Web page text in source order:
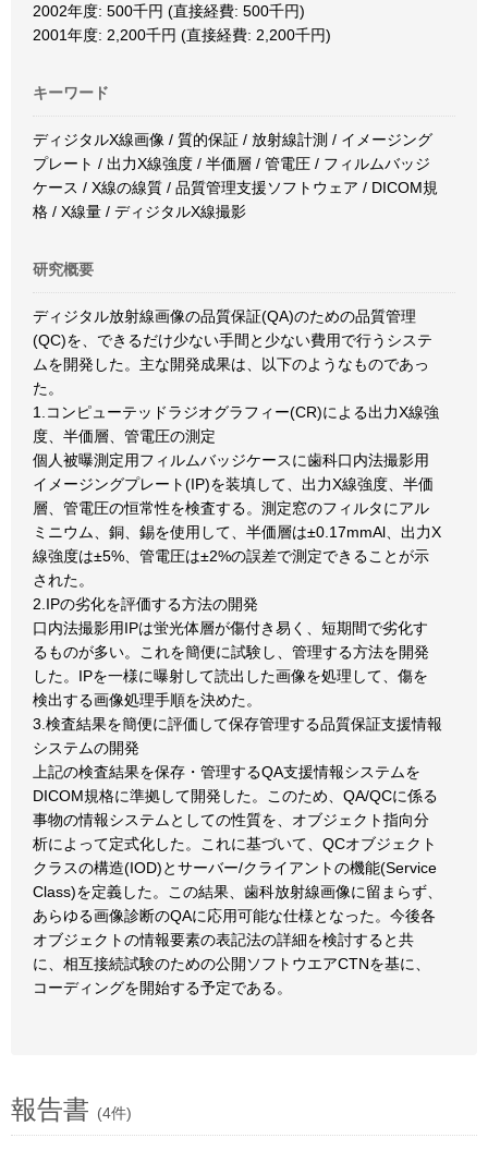
2002年度: 500千円 (直接経費: 500千円)
2001年度: 2,200千円 (直接経費: 2,200千円)
キーワード
ディジタルX線画像 / 質的保証 / 放射線計測 / イメージング
プレート / 出力X線強度 / 半価層 / 管電圧 / フィルムバッジ
ケース / X線の線質 / 品質管理支援ソフトウェア / DICOM規
格 / X線量 / ディジタルX線撮影
研究概要
ディジタル放射線画像の品質保証(QA)のための品質管理
(QC)を、できるだけ少ない手間と少ない費用で行うシステ
ムを開発した。主な開発成果は、以下のようなものであっ
た。
1.コンピューテッドラジオグラフィー(CR)による出力X線強
度、半価層、管電圧の測定
個人被曝測定用フィルムバッジケースに歯科口内法撮影用
イメージングプレート(IP)を装填して、出力X線強度、半価
層、管電圧の恒常性を検査する。測定窓のフィルタにアル
ミニウム、銅、錫を使用して、半価層は±0.17mmAl、出力X
線強度は±5%、管電圧は±2%の誤差で測定できることが示
された。
2.IPの劣化を評価する方法の開発
口内法撮影用IPは蛍光体層が傷付き易く、短期間で劣化す
るものが多い。これを簡便に試験し、管理する方法を開発
した。IPを一様に曝射して読出した画像を処理して、傷を
検出する画像処理手順を決めた。
3.検査結果を簡便に評価して保存管理する品質保証支援情報
システムの開発
上記の検査結果を保存・管理するQA支援情報システムを
DICOM規格に準拠して開発した。このため、QA/QCに係る
事物の情報システムとしての性質を、オブジェクト指向分
析によって定式化した。これに基づいて、QCオブジェクト
クラスの構造(IOD)とサーバー/クライアントの機能(Service
Class)を定義した。この結果、歯科放射線画像に留まらず、
あらゆる画像診断のQAに応用可能な仕様となった。今後各
オブジェクトの情報要素の表記法の詳細を検討すると共
に、相互接続試験のための公開ソフトウエアCTNを基に、
コーディングを開始する予定である。
報告書 (4件)